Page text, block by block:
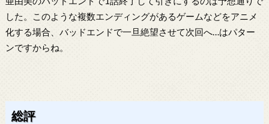
した。このような複数エンディングがあるゲームなどをアニメ
化する場合、バッドエンドで一旦絶望させて次回へ…はパター
ンですからね。
総評